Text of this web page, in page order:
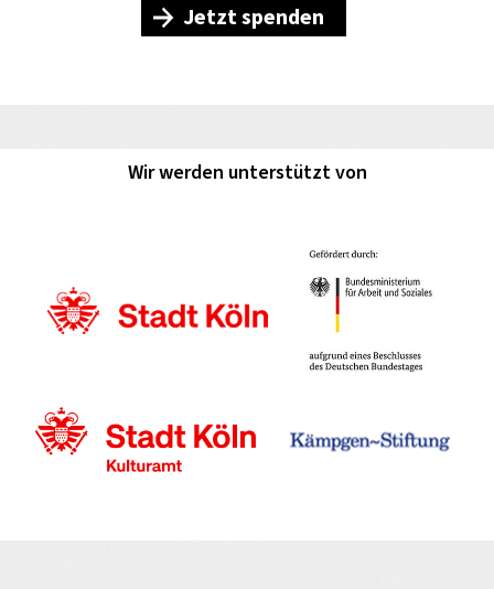
Jetzt spenden
Wir werden unterstützt von